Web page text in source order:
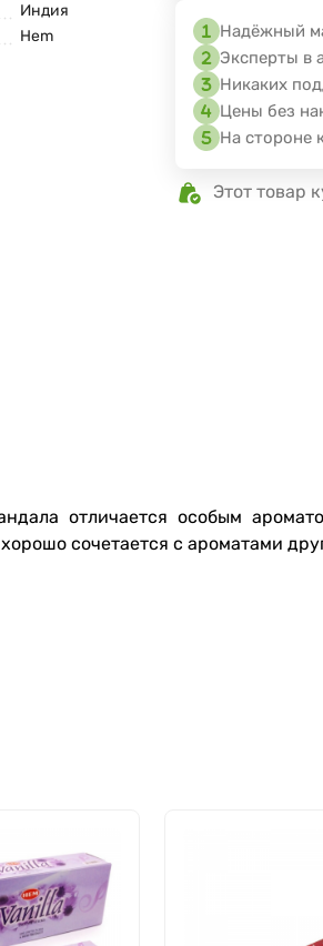
Индия
Hem
Надёжный
Эксперты в
Никаких
Цены без
На стороне
Этот товар
отличается особым
сочетается с ароматами